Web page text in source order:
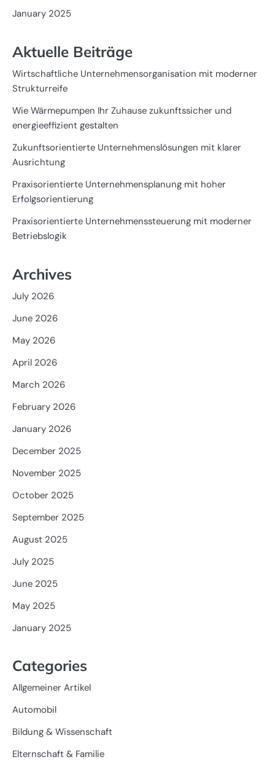
January 2025
Aktuelle Beiträge
Wirtschaftliche Unternehmensorganisation mit moderner
Strukturreife
Wie Wärmepumpen Ihr Zuhause zukunftssicher und
energieeffizient gestalten
Zukunftsorientierte Unternehmenslösungen mit klarer
Ausrichtung
Praxisorientierte Unternehmensplanung mit hoher
Erfolgsorientierung
Praxisorientierte Unternehmenssteuerung mit moderner
Betriebslogik
Archives
July 2026
June 2026
May 2026
April 2026
March 2026
February 2026
January 2026
December 2025
November 2025
October 2025
September 2025
August 2025
July 2025
June 2025
May 2025
January 2025
Categories
Allgemeiner Artikel
Automobil
Bildung & Wissenschaft
Elternschaft & Familie